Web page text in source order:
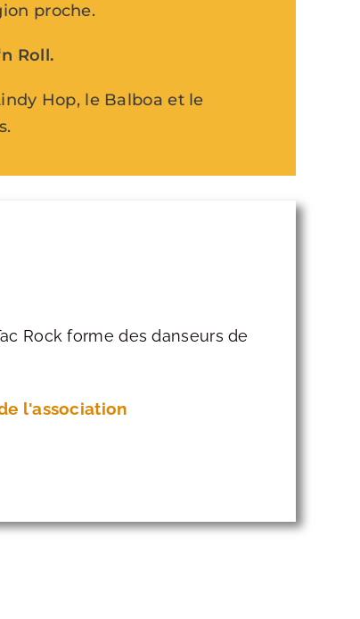
proche.
Roll.
Hop, le Balboa et le
Rock forme des danseurs de
l'association